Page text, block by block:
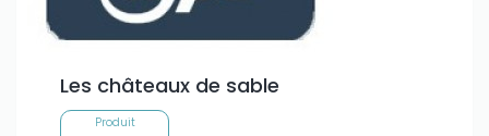
Les châteaux de sable
Produit